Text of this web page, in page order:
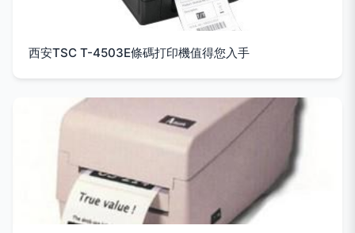
西安TSC T-4503E條碼打印機值得您入手